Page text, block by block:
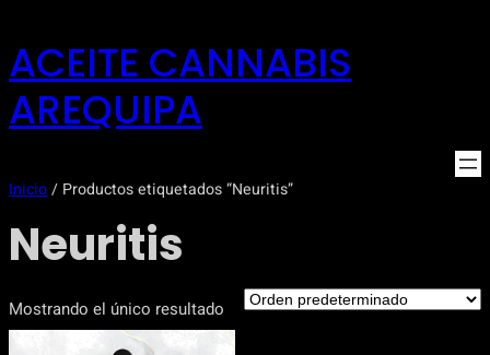
al
contenido
ACEITE CANNABIS
AREQUIPA
Inicio/ Productos etiquetados “Neuritis”
Neuritis
Mostrando el único resultado